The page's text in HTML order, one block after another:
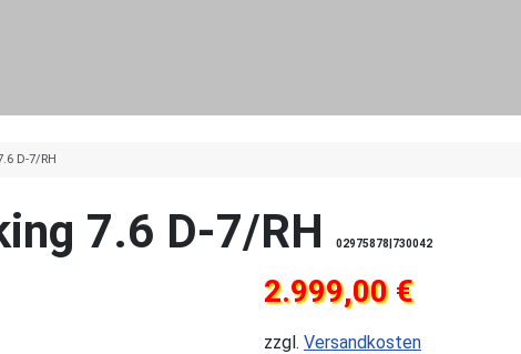
D-7/RH
7.6 D-7/RH 02975878|730042
2.999,00 €
zzgl. Versandkosten